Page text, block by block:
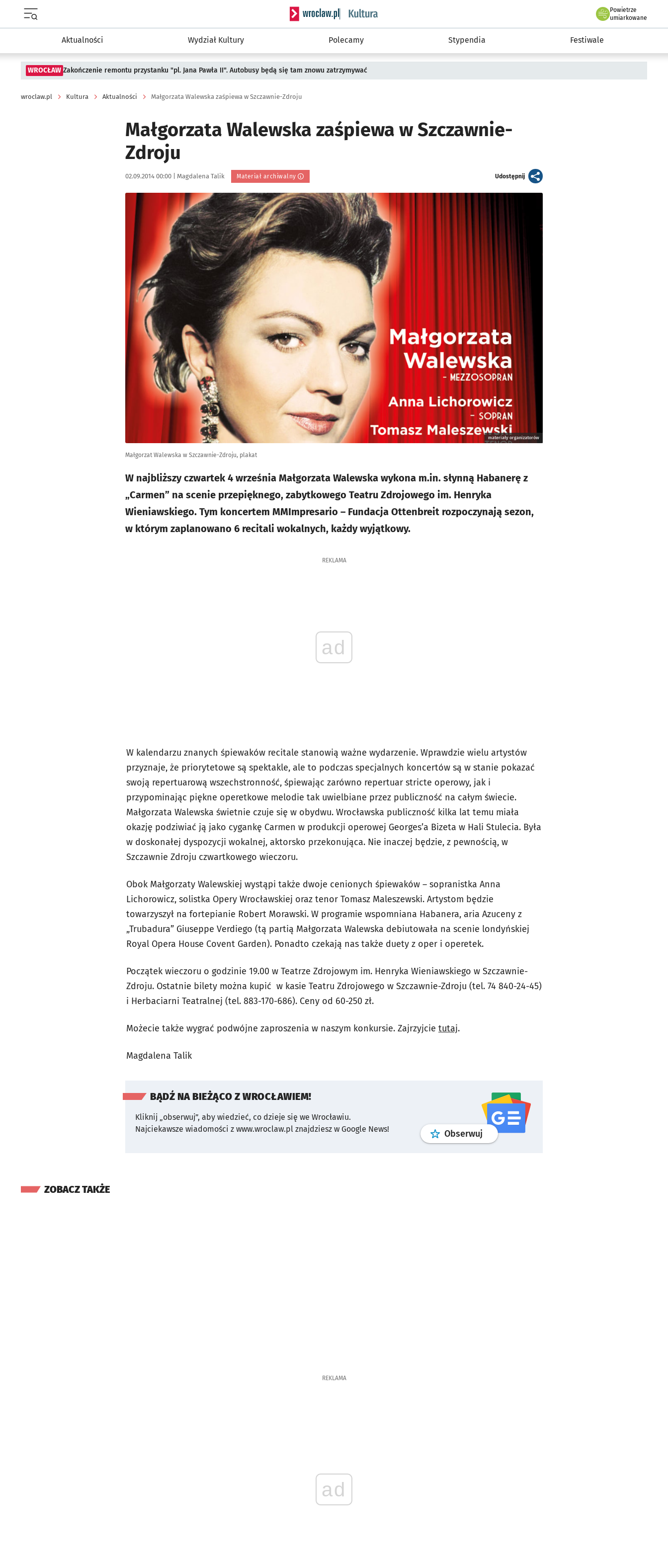
Serwis informacyjny wroclaw.pl podserwis: Kultura
Powietrze
we Wrocławiu
umiarkowane
Aktualności Wydział Kultury Polecamy Stypendia Festiwale
WROCŁAW Zakończenie remontu przystanku "pl. Jana Pawła II". Autobusy będą się tam znowu zatrzymywać
wroclaw.pl Kultura Aktualności Małgorzata Walewska zaśpiewa w Szczawnie-Zdroju
Małgorzata Walewska zaśpiewa w Szczawnie-
Zdroju
Data publikacji:
02.09.2014 00:00 | Autor:
Magdalena Talik Materiał archiwalny Udostępnijartykuł
Kliknij, aby powiększyć
materiały organizatorów
Małgorzat Walewska w Szczawnie-Zdroju, plakat
W najbliższy czwartek 4 września Małgorzata Walewska wykona m.in. słynną Habanerę z
„Carmen” na scenie przepięknego, zabytkowego Teatru Zdrojowego im. Henryka
Wieniawskiego. Tym koncertem MMImpresario – Fundacja Ottenbreit rozpoczynają sezon,
w którym zaplanowano 6 recitali wokalnych, każdy wyjątkowy.
REKLAMA
ad
W kalendarzu znanych śpiewaków recitale stanowią ważne wydarzenie. Wprawdzie wielu artystów
przyznaje, że priorytetowe są spektakle, ale to podczas specjalnych koncertów są w stanie pokazać
swoją repertuarową wszechstronność, śpiewając zarówno repertuar stricte operowy, jak i
przypominając piękne operetkowe melodie tak uwielbiane przez publiczność na całym świecie.
Małgorzata Walewska świetnie czuje się w obydwu. Wrocławska publiczność kilka lat temu miała
okazję podziwiać ją jako cygankę Carmen w produkcji operowej Georges’a Bizeta w Hali Stulecia. Była
w doskonałej dyspozycji wokalnej, aktorsko przekonująca. Nie inaczej będzie, z pewnością, w
Szczawnie Zdroju czwartkowego wieczoru.
Obok Małgorzaty Walewskiej wystąpi także dwoje cenionych śpiewaków – sopranistka Anna
Lichorowicz, solistka Opery Wrocławskiej oraz tenor Tomasz Maleszewski. Artystom będzie
towarzyszył na fortepianie Robert Morawski. W programie wspomniana Habanera, aria Azuceny z
„Trubadura” Giuseppe Verdiego (tą partią Małgorzata Walewska debiutowała na scenie londyńskiej
Royal Opera House Covent Garden). Ponadto czekają nas także duety z oper i operetek.
Początek wieczoru o godzinie 19.00 w Teatrze Zdrojowym im. Henryka Wieniawskiego w Szczawnie-
Zdroju. Ostatnie bilety można kupić w kasie Teatru Zdrojowego w Szczawnie-Zdroju (tel. 74 840-24-45)
i Herbaciarni Teatralnej (tel. 883-170-686). Ceny od 60-250 zł.
Możecie także wygrać podwójne zaproszenia w naszym konkursie. Zajrzyjcie tutaj.
Magdalena Talik
BĄDŹ NA BIEŻĄCO Z WROCŁAWIEM!
Kliknij „obserwuj”, aby wiedzieć, co dzieje się we Wrocławiu.
Najciekawsze wiadomości z www.wroclaw.pl znajdziesz w Google News!
Obserwuj profilgoogle news
ZOBACZ TAKŻE
REKLAMA
ad